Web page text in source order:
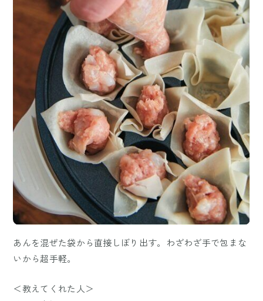
あんを混ぜた袋から直接しぼり出す。わざわざ手で包まな
いから超手軽。
＜教えてくれた人＞